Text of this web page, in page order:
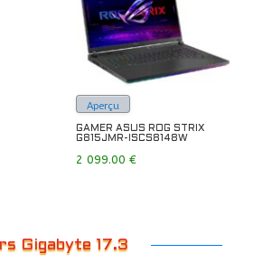
Aperçu
GAMER ASUS ROG STRIX
G815JMR-ISCS8148W
2 099.00€
Gigabyte 17.3